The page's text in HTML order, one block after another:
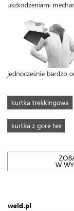
uszkodzeniami
jednocześnie bardzo
kurtka trekkingowa
kurtka z gore tex
W
weld.pl